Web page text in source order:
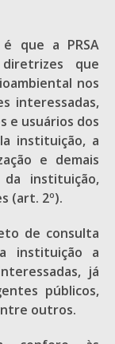
que a PRSA
que
nos
interessadas,
e usuários dos
instituição, a
e demais
da instituição,
(art. 2º).
de consulta
instituição a
já
públicos,
outros.